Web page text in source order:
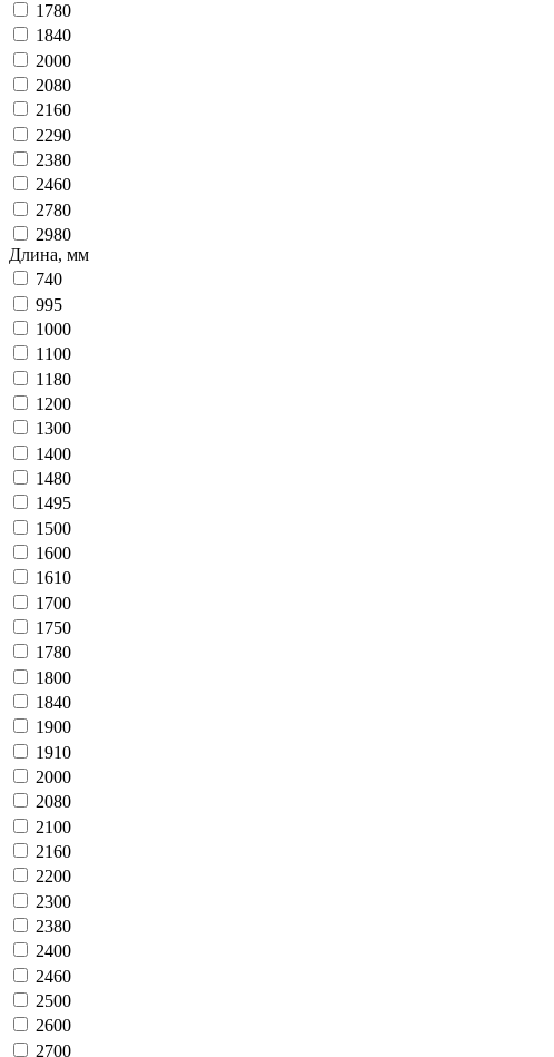
1780
1840
2000
2080
2160
2290
2380
2460
2780
2980
Длина, мм
740
995
1000
1100
1180
1200
1300
1400
1480
1495
1500
1600
1610
1700
1750
1780
1800
1840
1900
1910
2000
2080
2100
2160
2200
2300
2380
2400
2460
2500
2600
2700